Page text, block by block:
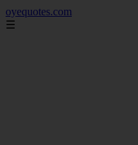
oyequotes.com
☰